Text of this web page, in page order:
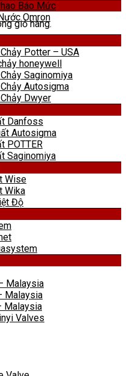
giỏ hàng.
Báo Mức
Omron
Potter – USA
honeywell
Saginomiya
Autosigma
Dwyer
Danfoss
Autosigma
POTTER
Saginomiya
Wise
Wika
Độ
Malaysia
Malaysia
Malaysia
Valves